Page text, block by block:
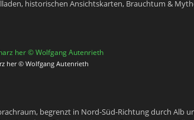
historischen Ansichtskarten, Brauchtum &
her © Wolfgang Autenrieth
begrenzt in Nord-Süd-Richtung durch Alb